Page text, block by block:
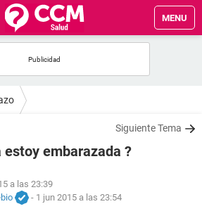
MENU
Siguiente Tema
embarazada ?
a las 23:39
- 1 jun 2015 a las 23:54